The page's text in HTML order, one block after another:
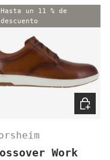
Hasta un 11 % de
descuento
Work